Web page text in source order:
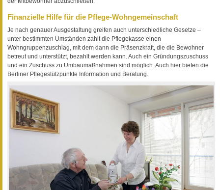
Finanzielle Hilfe für die Pflege-Wohngemeinschaft
Je nach genauer Ausgestaltung greifen auch unterschiedliche Gesetze –
unter bestimmten Umständen zahlt die Pflegekasse einen
Wohngruppenzuschlag, mit dem dann die Präsenzkraft, die die Bewohner
betreut und unterstützt, bezahlt werden kann. Auch ein Gründungszuschuss
und ein Zuschuss zu Umbaumaßnahmen sind möglich. Auch hier bieten die
Berliner Pflegestützpunkte Information und Beratung.